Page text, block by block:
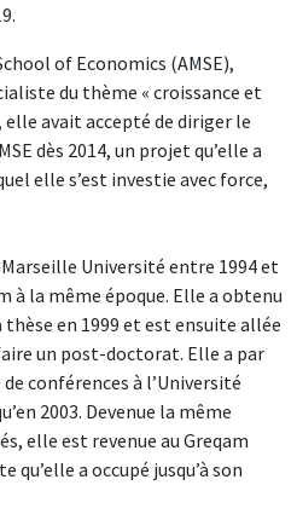
of Economics (AMSE),
du thème « croissance et
avait accepté de diriger le
dès 2014, un projet qu’elle a
elle s’est investie avec force,
Université entre 1994 et
à la même époque. Elle a obtenu
thèse en 1999 et est ensuite allée
un post-doctorat. Elle a par
conférences à l’Université
2003. Devenue la même
elle est revenue au Greqam
a occupé jusqu’à son